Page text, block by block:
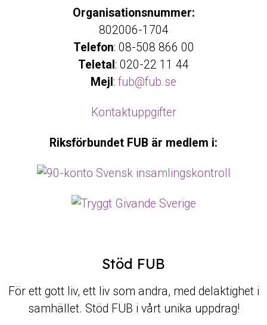
Organisationsnummer:
802006-1704
Telefon: 08-508 866 00
Teletal : 020-22 11 44
Mejl : fub@fub.se
Kontaktuppgifter
Riksförbundet FUB är medlem i:
Stöd FUB
För ett gott liv, ett liv som andra, med delaktighet i
samhället. Stöd FUB i vårt unika uppdrag!